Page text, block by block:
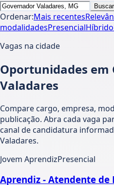
Ordenar:Mais recentes
modalidadesPresencialHíbrido
Vagas na cidade
Oportunidades em
Valadares
Compare cargo, empresa,
publicação. Abra cada vaga
canal de candidatura
Valadares.
Jovem AprendizPresencial
Aprendiz - Atendente de